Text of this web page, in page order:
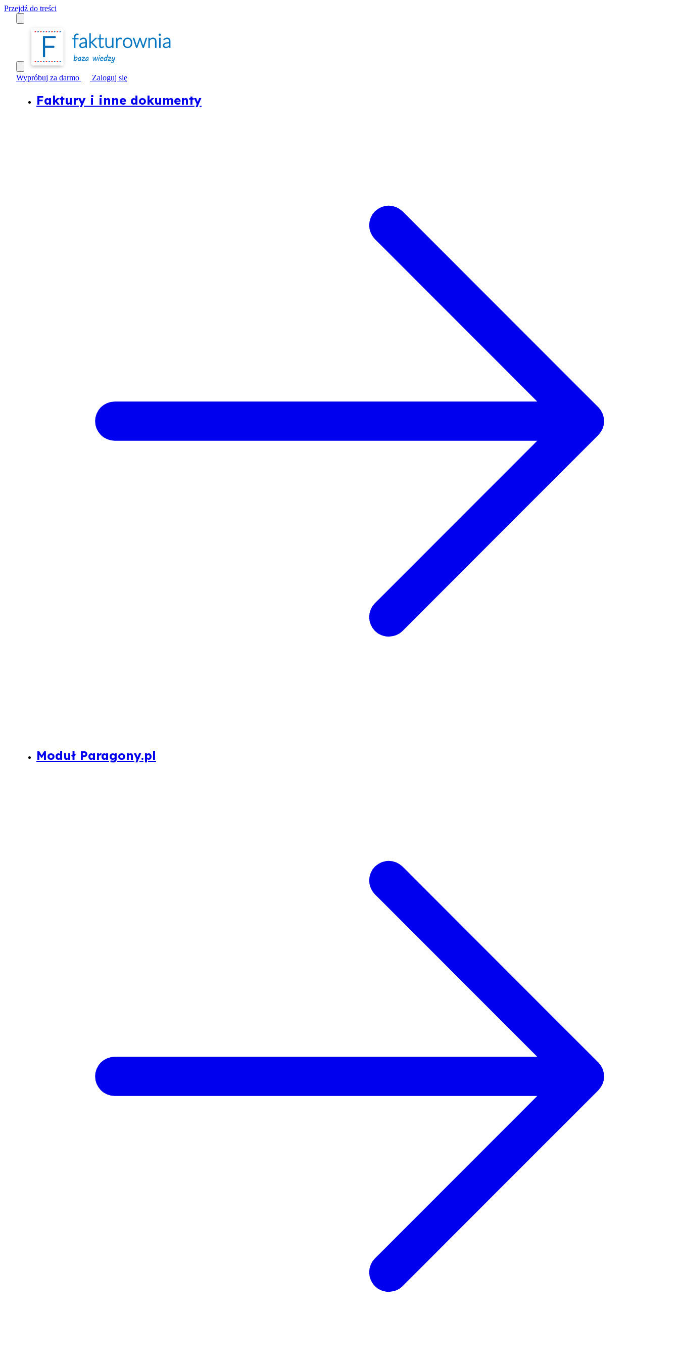
Przejdź do treści
Wypróbuj za darmo Zaloguj się
Faktury i inne dokumenty
Moduł Paragony.pl